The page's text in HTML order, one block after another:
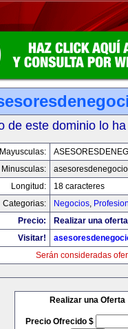
de este dominio lo
Mayusculas:
Minusculas:
Longitud:
18 caracteres
Categorias:
Negocios,
Precio:
Realizar una
Visitar!
Serán consideradas
Realizar una Oferta
Precio Ofrecido $